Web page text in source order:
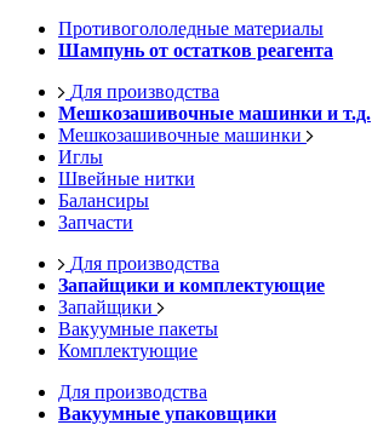
Противогололедные материалы
Шампунь от остатков реагента
Для производства
Мешкозашивочные машинки и т.д.
Мешкозашивочные машинки
Иглы
Швейные нитки
Балансиры
Запчасти
Для производства
Запайщики и комплектующие
Запайщики
Вакуумные пакеты
Комплектующие
Для производства
Вакуумные упаковщики